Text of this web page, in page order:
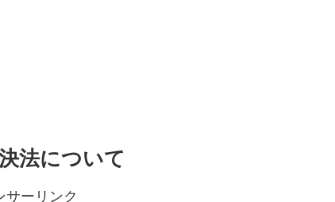
法について
サーリンク